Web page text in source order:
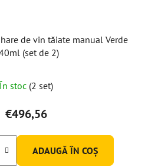
de vin tăiate manual Verde
(set de 2)
stoc (2 set)
€496,56
ADAUGĂ ÎN COŞ